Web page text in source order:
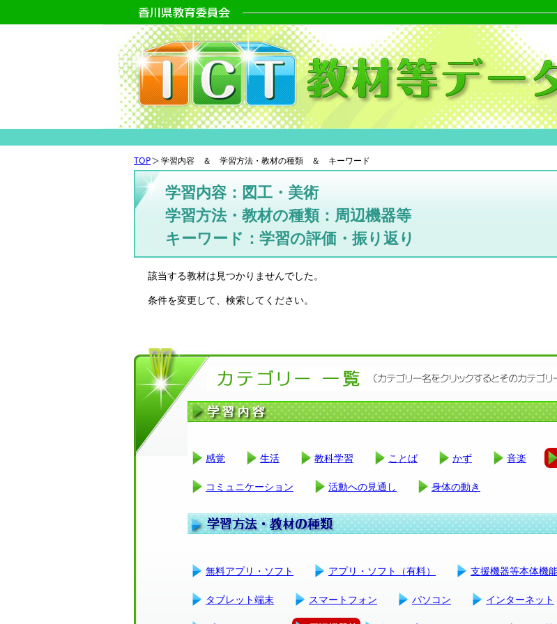
TOP 学習内容 ＆ 学習方法・教材の種類 ＆ キーワード
学習内容：図工・美術
学習方法・教材の種類：周辺機器等
キーワード：学習の評価・振り返り
該当する教材は見つかりませんでした。
条件を変更して、検索してください。
感覚
生活 教科学習 ことば かず 音楽
コミュニケーション 活動への見通し 身体の動き
無料アプリ・ソフト
アプリ・ソフト（有料） 支援機器等本体機
タブレット端末 スマートフォン パソコン インターネット